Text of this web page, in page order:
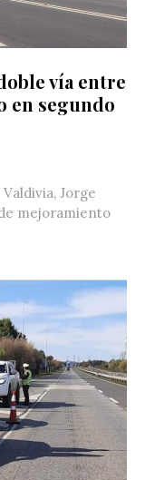
vía entre
en segundo
Jorge
mejoramiento